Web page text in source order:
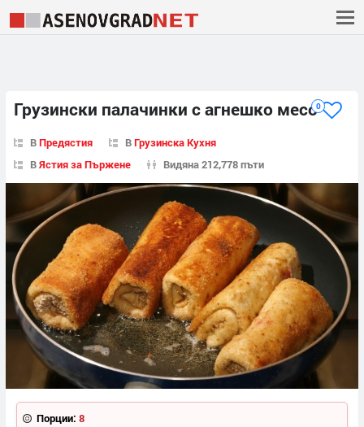
Грузински палачинки с агнешко месо0
ВПредястия ВГрузинска Кухня
ВЯстия за Пържене Видяна 212,778 пъти
Порции: 8